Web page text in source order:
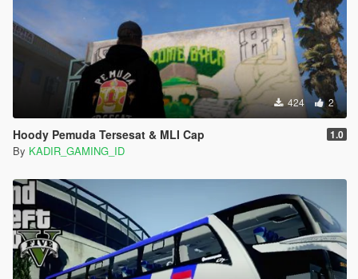
424 2
Hoody Pemuda Tersesat & MLI Cap 1.0
By KADIR_GAMING_ID